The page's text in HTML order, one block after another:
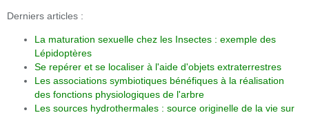
Derniers articles :
La maturation sexuelle chez les Insectes : exemple des
Lépidoptères
Se repérer et se localiser à l'aide d'objets extraterrestres
Les associations symbiotiques bénéfiques à la réalisation
des fonctions physiologiques de l'arbre
Les sources hydrothermales : source originelle de la vie sur